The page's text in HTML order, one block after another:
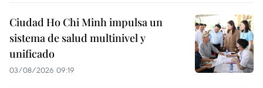
Ciudad Ho Chi Minh impulsa un
sistema de salud multinivel y
unificado
03/08/2026 09:19